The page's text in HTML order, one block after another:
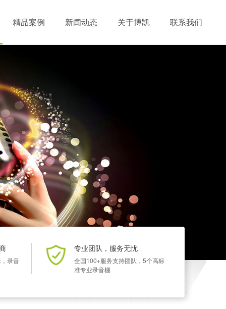
精品案例 新闻动态 关于博凯 联系我们
录音
专业团队，服务无忧
全国100+服务支持团队，5个高标
准专业录音棚